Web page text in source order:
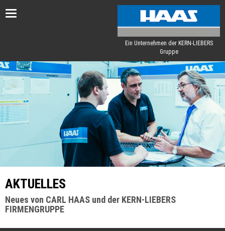
Toggle
Ein Unternehmen der KERN-LIEBERS
Gruppe
AKTUELLES
Neues von CARL HAAS und der KERN-LIEBERS
FIRMENGRUPPE